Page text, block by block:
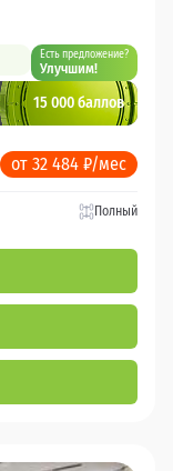
Есть предложение?
Улучшим!
15 000 баллов
от 32 484 ₽/мес
Полный